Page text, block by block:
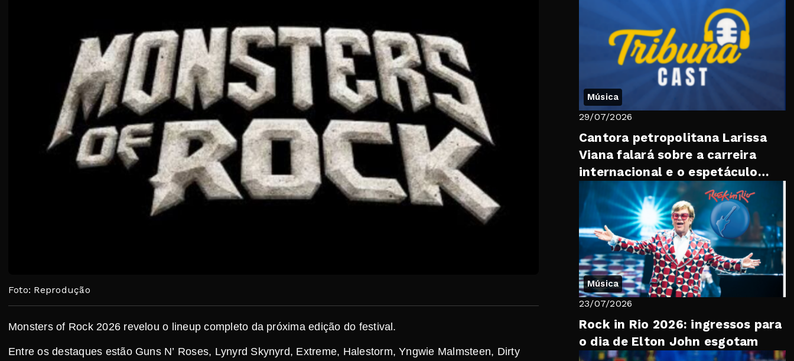
Foto: Reprodução
Monsters of Rock 2026 revelou o lineup completo da próxima edição do festival.
Entre os destaques estão Guns N’ Roses, Lynyrd Skynyrd, Extreme, Halestorm, Yngwie Malmsteen, Dirty
Música
29/07/2026
Cantora petropolitana Larissa
Viana falará sobre a carreira
internacional e o espetáculo
“Brasil, Meu Mundo” no “Trib...
Música
23/07/2026
Rock in Rio 2026: ingressos para
o dia de Elton John esgotam